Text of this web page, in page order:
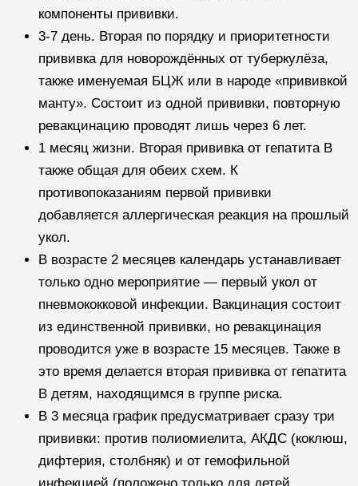
компоненты прививки.
3-7 день. Вторая по порядку и приоритетности
прививка для новорождённых от туберкулёза,
также именуемая БЦЖ или в народе «прививкой
манту». Состоит из одной прививки, повторную
ревакцинацию проводят лишь через 6 лет.
1 месяц жизни. Вторая прививка от гепатита B
также общая для обеих схем. К
противопоказаниям первой прививки
добавляется аллергическая реакция на прошлый
укол.
В возрасте 2 месяцев календарь устанавливает
только одно мероприятие — первый укол от
пневмококковой инфекции. Вакцинация состоит
из единственной прививки, но ревакцинация
проводится уже в возрасте 15 месяцев. Также в
это время делается вторая прививка от гепатита
B детям, находящимся в группе риска.
В 3 месяца график предусматривает сразу три
прививки: против полиомиелита, АКДС (коклюш,
дифтерия, столбняк) и от гемофильной